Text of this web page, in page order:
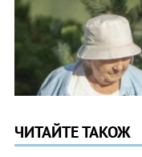
ЧИТАЙТЕ ТАКОЖ